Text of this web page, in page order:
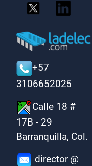
+57
3106652025
Calle 18 #
17B - 29
Barranquilla, Col.
director @